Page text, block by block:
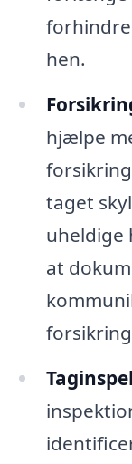
hen.
hjælpe
taget
uheldige
at